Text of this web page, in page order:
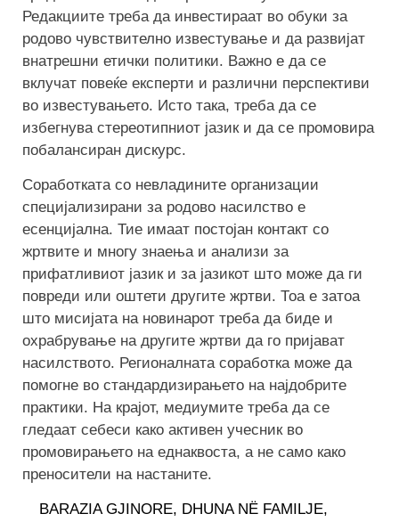
Редакциите треба да инвестираат во обуки за
родово чувствително известување и да развијат
внатрешни етички политики. Важно е да се
вклучат повеќе експерти и различни перспективи
во известувањето. Исто така, треба да се
избегнува стереотипниот јазик и да се промовира
побалансиран дискурс.
Соработката со невладините организации
специјализирани за родово насилство е
есенцијална. Тие имаат постојан контакт со
жртвите и многу знаења и анализи за
прифатливиот јазик и за јазикот што може да ги
повреди или оштети другите жртви. Тоа е затоа
што мисијата на новинарот треба да биде и
охрабрување на другите жртви да го пријават
насилството. Регионалната соработка може да
помогне во стандардизирањето на најдобрите
практики. На крајот, медиумите треба да се
гледаат себеси како активен учесник во
промовирањето на еднаквоста, а не само како
преносители на настаните.
BARAZIA GJINORE, DHUNA NË FAMILJE,